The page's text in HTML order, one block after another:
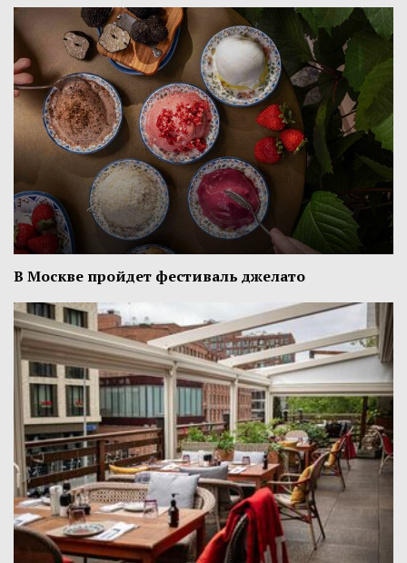
В Москве пройдет фестиваль джелато